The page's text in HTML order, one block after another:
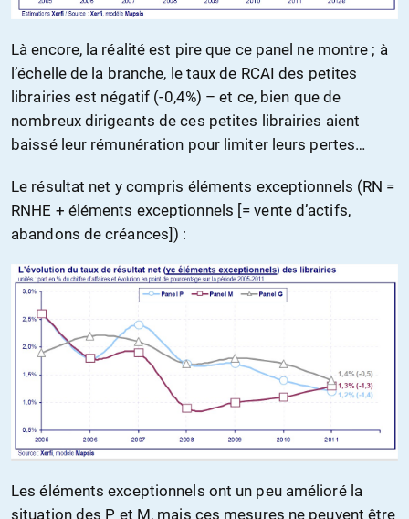
Là encore, la réalité est pire que ce panel ne montre ; à
l’échelle de la branche, le taux de RCAI des petites
librairies est négatif (-0,4%) – et ce, bien que de
nombreux dirigeants de ces petites librairies aient
baissé leur rémunération pour limiter leurs pertes…
Le résultat net y compris éléments exceptionnels (RN =
RNHE + éléments exceptionnels [= vente d’actifs,
abandons de créances]) :
Les éléments exceptionnels ont un peu amélioré la
situation des P et M, mais ces mesures ne peuvent être